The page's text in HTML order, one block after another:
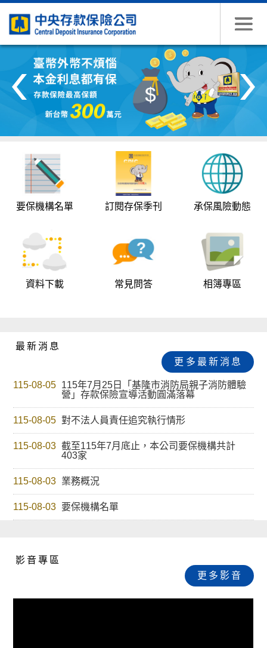
要保機構名單 訂閱存保季刊 承保風險動態
資料下載 常見問答 相簿專區
最新消息
更多最新消息
115-08-05 115年7月25日「基隆市消防局親子消防體驗
營」存款保險宣導活動圓滿落幕
115-08-05 對不法人員責任追究執行情形
115-08-03 截至115年7月底止，本公司要保機構共計
403家
115-08-03 業務概況
115-08-03 要保機構名單
影音專區
更多影音